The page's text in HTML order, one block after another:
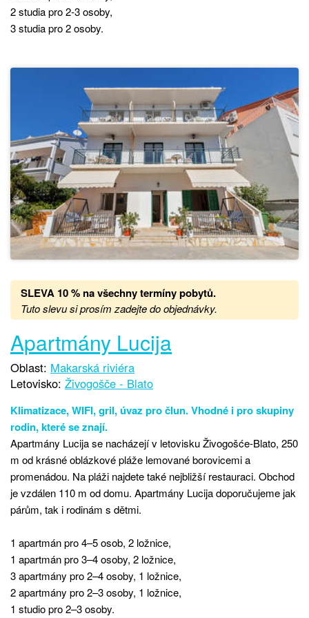
2 studia pro 2-3 osoby,
3 studia pro 2 osoby.
SLEVA 10 % na všechny termíny pobytů.
Tuto slevu si prosím zadejte do objednávky.
Apartmány Lucija
Oblast: Makarská riviéra
Letovisko: Živogošče - Blato
Klimatizace, WIFI, gril, úvaz pro člun. Vhodné i pro skupiny
rodin, které se znají.
Apartmány Lucija se nacházejí v letovisku Živogošće-Blato, 250
m od krásné oblázkové pláže lemované borovicemi a
promenádou. Na pláži najdete také nejbližší restauraci. Obchod
je vzdálen 110 m od domu. Apartmány Lucija doporučujeme jak
párům, tak i rodinám s dětmi.
1 apartmán pro 4–5 osob, 2 ložnice,
1 apartmán pro 3–4 osoby, 2 ložnice,
3 apartmány pro 2–4 osoby, 1 ložnice,
2 apartmány pro 2–3 osoby, 1 ložnice,
1 studio pro 2–3 osoby.